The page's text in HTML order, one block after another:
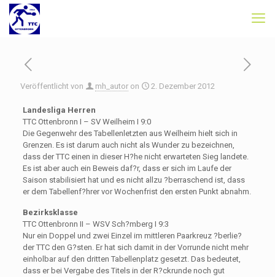
Veröffentlicht von mh_autor on 2. Dezember 2012
Landesliga Herren
TTC Ottenbronn I – SV Weilheim I 9:0
Die Gegenwehr des Tabellenletzten aus Weilheim hielt sich in
Grenzen. Es ist darum auch nicht als Wunder zu bezeichnen,
dass der TTC einen in dieser H?he nicht erwarteten Sieg landete.
Es ist aber auch ein Beweis daf?r, dass er sich im Laufe der
Saison stabilisiert hat und es nicht allzu ?berraschend ist, dass
er dem Tabellenf?hrer vor Wochenfrist den ersten Punkt abnahm.
Bezirksklasse
TTC Ottenbronn II – WSV Sch?mberg I 9:3
Nur ein Doppel und zwei Einzel im mittleren Paarkreuz ?berlie?
der TTC den G?sten. Er hat sich damit in der Vorrunde nicht mehr
einholbar auf den dritten Tabellenplatz gesetzt. Das bedeutet,
dass er bei Vergabe des Titels in der R?ckrunde noch gut